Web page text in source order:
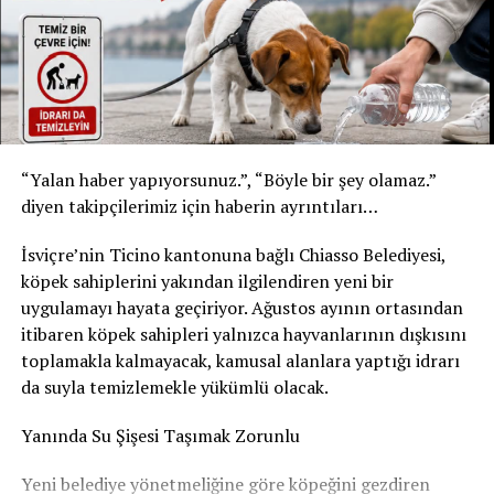
* Son tüketim tarihi: 31 Temmuz 2027
* Kızılay Elma Aromalı Gazlı İçecek
* Şişe: 200 ml
* Son tüketim tarihi: 20 Şubat 2027
ürünlerin geri çağırma kapsamında olduğunu belirtti.
Akar Swiss AG, tüketicilerden belirtilen ürünleri
kesinlikle tüketmemelerini istedi. Geri çağırma
kapsamındaki içecekler, satın alma fişi ibraz edilmeden
satın alındıkları market veya satış noktasına teslim
edilebilecek. Ürün bedeli tüketicilere tam olarak iade
tedbiri olduğunu vurgulayarak, elinde belirtilen
“Yalan haber yapıyorsunuz.”, “Böyle bir şey olamaz.”
diyen takipçilerimiz için haberin ayrıntıları…
İsviçre’nin Ticino kantonuna bağlı Chiasso Belediyesi,
köpek sahiplerini yakından ilgilendiren yeni bir
uygulamayı hayata geçiriyor. Ağustos ayının ortasından
itibaren köpek sahipleri yalnızca hayvanlarının dışkısını
toplamakla kalmayacak, kamusal alanlara yaptığı idrarı
da suyla temizlemekle yükümlü olacak.
Yanında Su Şişesi Taşımak Zorunlu
Yeni belediye yönetmeliğine göre köpeğini gezdiren